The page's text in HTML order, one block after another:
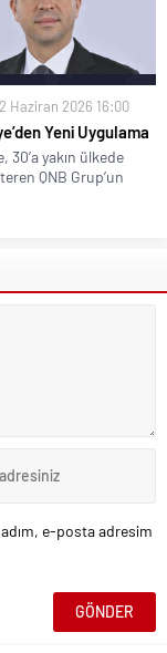
2 Haziran 2026 16:00
Yeni Uygulama
30’a yakın ülkede
QNB Grup’un
e-posta adresim